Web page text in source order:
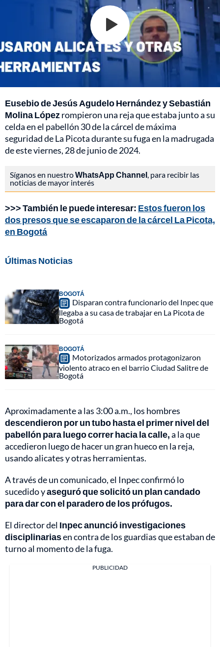
Eusebio de Jesús Agudelo Hernández y Sebastián
Molina Lópezrompieron una reja que estaba junto a su
celda en el pabellón 30 de la cárcel de máxima
seguridad de La Picota durante su fuga en la madrugada
de este viernes, 28 de junio de 2024.
Síganos en nuestroWhatsApp Channel , para recibir las
noticias de mayor interés
>>> También le puede interesar: Estos fueron los
dos presos que se escaparon de la cárcel La Picota,
en Bogotá
Últimas Noticias
BOGOTÁ
Disparan contra funcionario del Inpec que
llegaba a su casa de trabajar en La Picota de
Bogotá
BOGOTÁ
Motorizados armados protagonizaron
violento atraco en el barrio Ciudad Salitre de
Bogotá
Aproximadamente a las 3:00 a.m., los hombres
descendieron por un tubo hasta el primer nivel del
pabellón para luego correr hacia la calle,a la que
accedieron luego de hacer un gran hueco en la reja,
usando alicates y otras herramientas.
A través de un comunicado, el Inpec confirmó lo
sucedido yaseguró que solicitó un plan candado
para dar con el paradero de los prófugos.
El director del Inpec anunció investigaciones
disciplinariasen contra de los guardias que estaban de
turno al momento de la fuga.
PUBLICIDAD